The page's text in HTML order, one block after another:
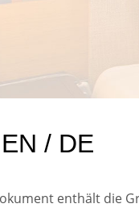
/ DE
enthält die